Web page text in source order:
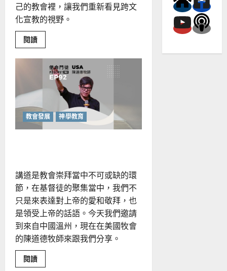
己的教會裡，讓我們重新看見跨文
化宣教的視野。
閱讀Read
more
接
文
散
聚
宣
教
本
質
教會發展 神學教育
講道是教會崇拜當中不可或缺的環
節，在基督徒的聚集當中，我們不
只是來表達對上帝的愛和敬拜，也
是領受上帝的話語。今天我們邀請
到來自中國溫州，現在在美國牧會
的陳道德牧師來跟我們分享。
閱讀Read
more